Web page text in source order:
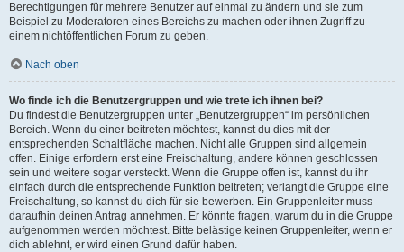
Berechtigungen für mehrere Benutzer auf einmal zu ändern und sie zum
Beispiel zu Moderatoren eines Bereichs zu machen oder ihnen Zugriff zu
einem nichtöffentlichen Forum zu geben.
Nach oben
Wo finde ich die Benutzergruppen und wie trete ich ihnen bei?
Du findest die Benutzergruppen unter „Benutzergruppen“ im persönlichen
Bereich. Wenn du einer beitreten möchtest, kannst du dies mit der
entsprechenden Schaltfläche machen. Nicht alle Gruppen sind allgemein
offen. Einige erfordern erst eine Freischaltung, andere können geschlossen
sein und weitere sogar versteckt. Wenn die Gruppe offen ist, kannst du ihr
einfach durch die entsprechende Funktion beitreten; verlangt die Gruppe eine
Freischaltung, so kannst du dich für sie bewerben. Ein Gruppenleiter muss
daraufhin deinen Antrag annehmen. Er könnte fragen, warum du in die Gruppe
aufgenommen werden möchtest. Bitte belästige keinen Gruppenleiter, wenn er
dich ablehnt, er wird einen Grund dafür haben.